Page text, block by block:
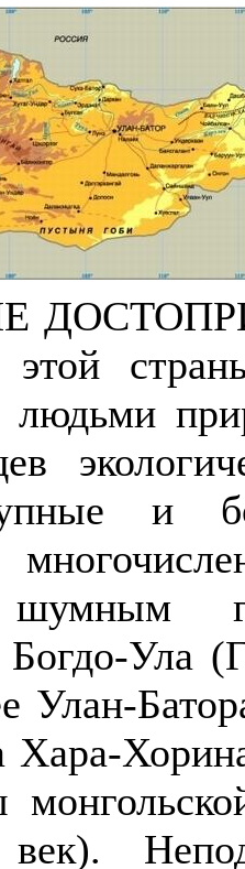
этой
людьми
и
Богдо-Ула
Улан-
Хара-